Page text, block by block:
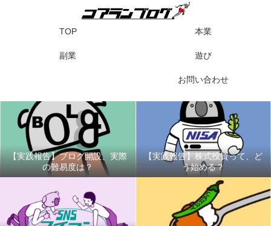
TOP 本業
副業 遊び
お問い合わせ
【実践報告】ブログ開設、実際
の難易度は？
【実践報告】株式投資って、ど
う始める？